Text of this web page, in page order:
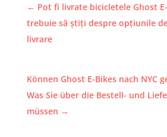
← Pot fi livrate bicicletele Ghost E-
trebuie să știți despre opțiunile
livrare
Können Ghost E-Bikes nach NYC
Was Sie über die Bestell- und
müssen →